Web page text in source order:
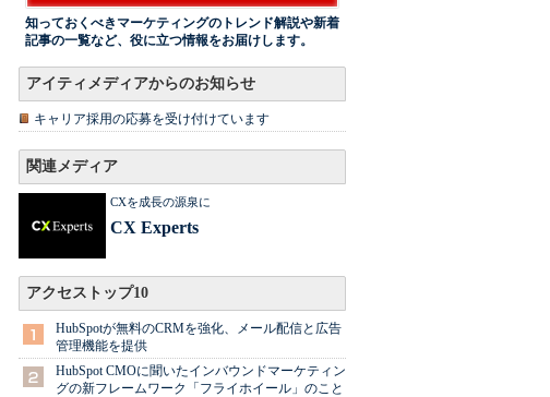
知っておくべきマーケティングのトレンド解説や新着
記事の一覧など、役に立つ情報をお届けします。
アイティメディアからのお知らせ
キャリア採用の応募を受け付けています
関連メディア
CXを成長の源泉に
CX Experts
アクセストップ10
HubSpotが無料のCRMを強化、メール配信と広告
管理機能を提供
HubSpot CMOに聞いたインバウンドマーケティン
グの新フレームワーク「フライホイール」のこと